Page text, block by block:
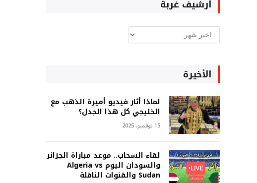
ارشيف غربة
ارشيف
غربة
الأخيرة
لماذا أثار فيديو أميرة الذهب مع
الخليجي كل هذا الجدل؟
15 نوفمبر، 2025
لقاء السحاب.. موعد مباراة الجزائر
والسودان اليوم Algeria vs
Sudan والقنوات الناقلة